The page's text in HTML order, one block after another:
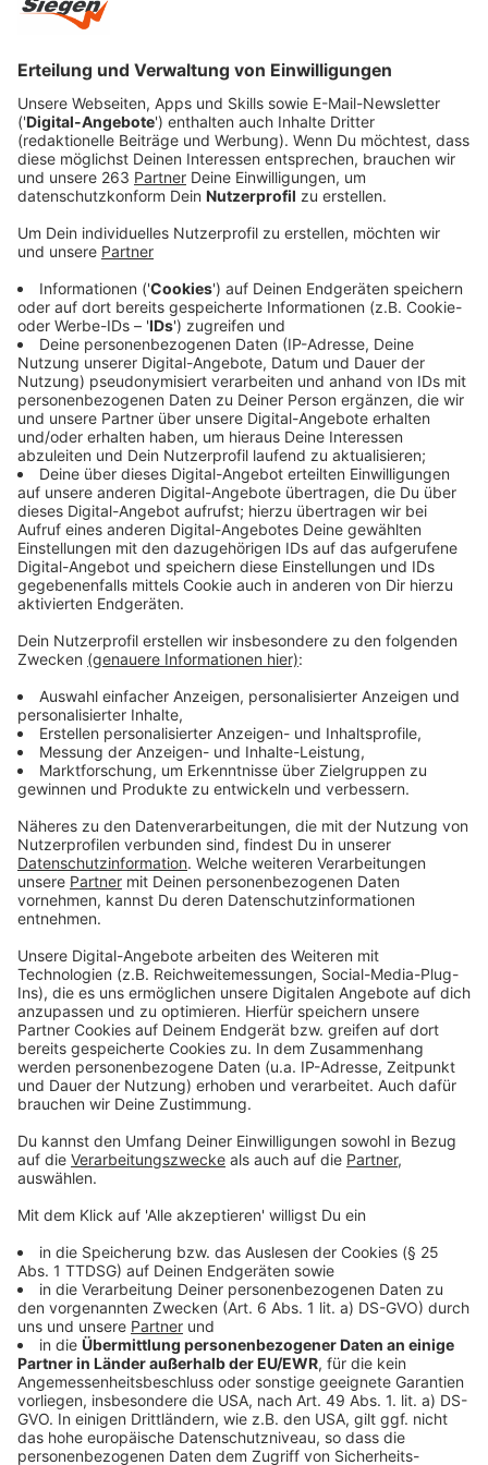
Anzeige
Bei der am Dienstag in Weitefeld gefundenen Leiche
handelt es sich um den mutmaßlichen Dreifachmörder
Alexander Meisner. Das hat die Polizei vorhin
mitgeteilt. Der 61-jährige steht im Verdacht, im April
eine dreiköpfige Familie in ihrem Haus in Weitefeld
getötet zu haben. Seitdem war er verschwunden. Eine
Obduktion hat heute nun ergeben, dass die an einem
Bach in Weitefeld gefundene Leiche zweifelsfrei
Meisner ist. Laut Staatsanwaltschaft Koblenz lässt
sich aufgrund der fortgeschrittenen Verwesung der
Leiche die Todesursache und der genaue
Todeszeitpunkt nicht mehr klären. Ob der
mutmaßliche Täter Selbstmord begangen hat, er an
den Verletzungen verstorben ist, die er sich bei der
Tat zugezogen hat oder ob eine andere Todesursache
vorliegt, lässt sich auch nicht mehr sicher
feststellen. Nicht weit von der Leiche wurde im
sich um die Tatwaffe handeln könnte. Die
abgeschlossen.
Anzeige
Staatsanwaltschaft und Polizei erleichtert
Anzeige
jetzt Gewissheit besteht und die Menschen in
Weitefeld und Umgebung allmählich wieder zur
Normalität zurückkehren können. Der leitende
Oberstaatsanwalt Mannweiler: „Die Tatsache, dass der
Verbleib des mutmaßlichen Täters über Monate
ungeklärt war, hat uns keine Ruhe gelassen. Dass der
Tatverdächtige nicht mehr lebt, war aus vielen Gründen
eine naheliegende Option, aber ohne Leiche mussten
auch andere Optionen weiterverfolgt werden. Mir fällt
Ende gefunden hat.“
Polizeipräsident Süs: „ Auch ich bin sehr erleichtert,
dass dieser zweifellos herausragende Fall seinen
Abschluss findet und die Menschen in der Region zu
ihrer Normalität zurückkehren können.“
Anzeige